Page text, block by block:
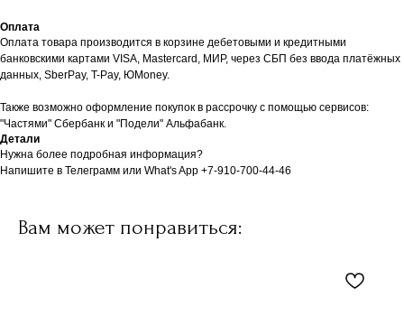
Оплата
Оплата товара производится в корзине дебетовыми и кредитными
банковскими картами VISA, Mastercard, МИР, через СБП без ввода платёжных
данных, SberPay, T-Pay, ЮMoney.
Также возможно оформление покупок в рассрочку с помощью сервисов:
"Частями" Сбербанк и "Подели" Альфабанк.
Детали
Нужна более подробная информация?
Напишите в Телеграмм или What's App +7-910-700-44-46
Вам может понравиться: